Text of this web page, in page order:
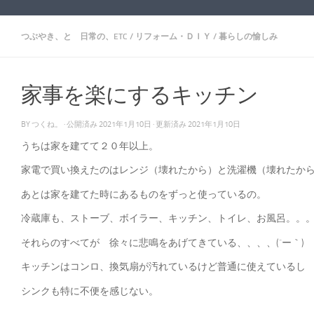
つぶやき、と 日常の、ETC / リフォーム・ＤＩＹ / 暮らしの愉しみ
家事を楽にするキッチン
BY つくね。 · 公開済み 2021年1月10日 · 更新済み 2021年1月10日
うちは家を建てて２０年以上。
家電で買い換えたのはレンジ（壊れたから）と洗濯機（壊れたから
あとは家を建てた時にあるものをずっと使っているの。
冷蔵庫も、ストーブ、ボイラー、キッチン、トイレ、お風呂。。。
それらのすべてが 徐々に悲鳴をあげてきている、、、、(´ー｀)
キッチンはコンロ、換気扇が汚れているけど普通に使えているし
シンクも特に不便を感じない。